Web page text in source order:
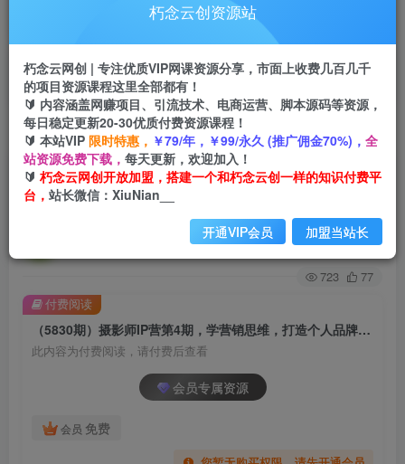
会员专属推广链接
四导航 导航
APP下载
GO
首页 创业课程 会员专属 正文
（5830期）摄影师IP营第4期，学营销思维，打造
个人品牌，帮助摄影师涨粉变现
关注 私信
723 77
（5830期）摄影师IP营第4期，学营销思维，打造个人品牌，帮助摄影师涨粉变现
此内容为付费阅读，请付费后查看
会员专属资源
会员 免费
付费阅读
朽念云创资源站
朽念云网创 | 专注优质VIP网课资源分享，市面上收费几百几千
的项目资源课程这里全部都有！
🔰 内容涵盖网赚项目、引流技术、电商运营、脚本源码等资源，
每日稳定更新20-30优质付费资源课程！
🔰 本站VIP 限时特惠， ￥79/年，￥99/永久 (推广佣金70%)， 全
站资源免费下载， 每天更新，欢迎加入！
🔰 朽念云网创开放加盟，搭建一个和朽念云创一样的知识付费平
台， 站长微信：XiuNian__
开通VIP会员 加盟当站长